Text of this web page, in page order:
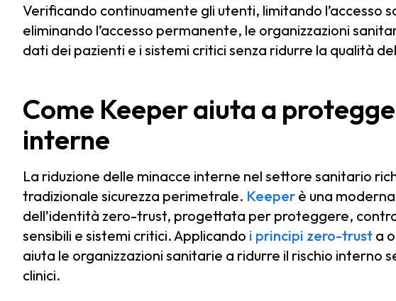
Verificando continuamente gli utenti, limitando l’accesso
eliminando l’accesso permanente, le organizzazioni
dati dei pazienti e i sistemi critici senza ridurre la qualità
Come Keeper aiuta a
interne
La riduzione delle minacce interne nel settore sanitario
tradizionale sicurezza perimetrale. Keeper è una
dell’identità zero-trust, progettata per proteggere,
sensibili e sistemi critici. Applicando i principi zero-trust a
aiuta le organizzazioni sanitarie a ridurre il rischio interno
clinici.